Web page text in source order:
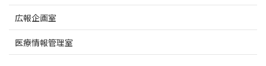
広報企画室
医療情報管理室